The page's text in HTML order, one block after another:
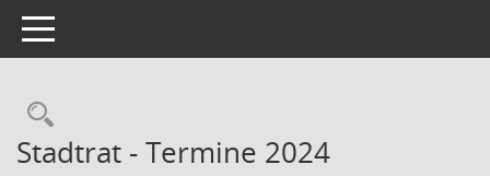
Toggle navigation
Rechercheauswahl
Stadtrat - Termine 2024